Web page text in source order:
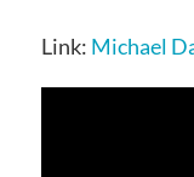
Link: Michael